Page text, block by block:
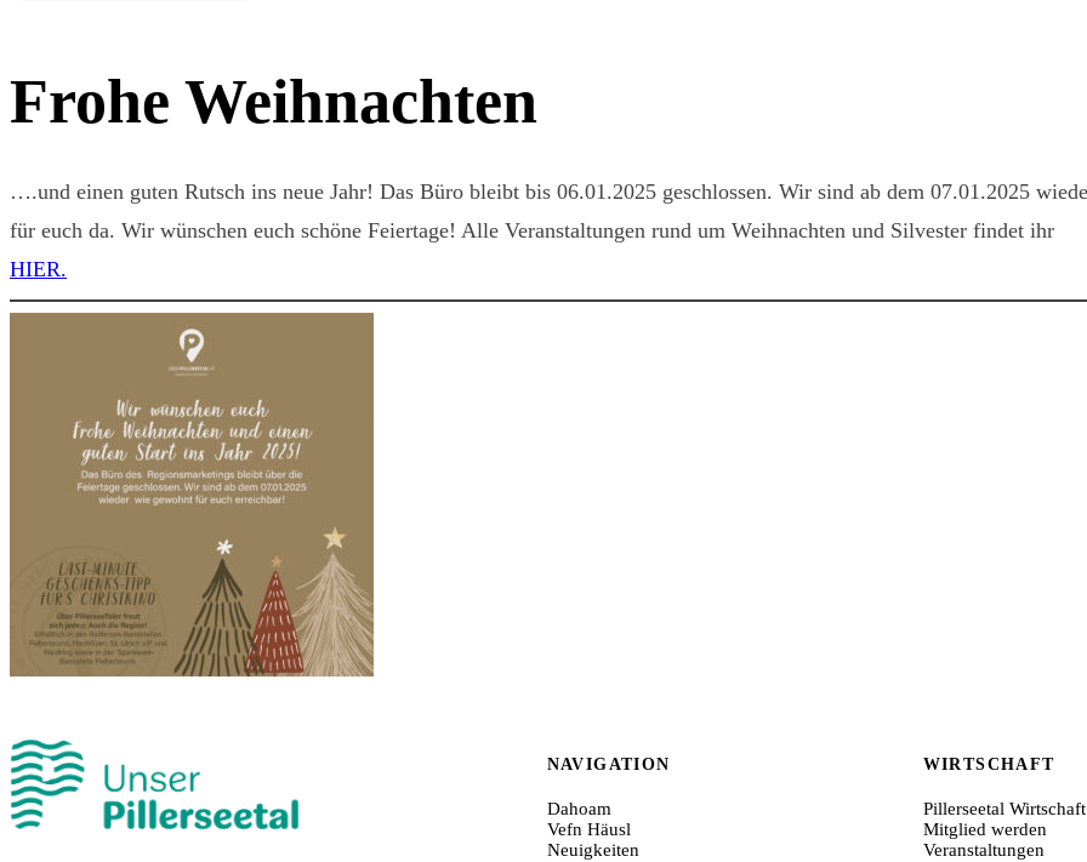
Frohe Weihnachten
….und einen guten Rutsch ins neue Jahr! Das Büro bleibt bis 06.01.2025 geschlossen. Wir sind ab dem 07.01.2025
für euch da. Wir wünschen euch schöne Feiertage! Alle Veranstaltungen rund um Weihnachten und Silvester findet ihr
HIER.
NAVIGATION
Dahoam
Vefn Häusl
Neuigkeiten
WIRTSCHAFT
Pillerseetal Wirtschaft
Mitglied werden
Veranstaltungen